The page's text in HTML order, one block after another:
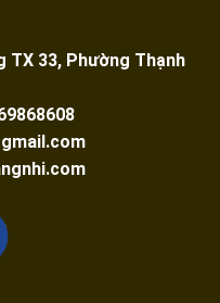
TX 33, Phường Thạnh